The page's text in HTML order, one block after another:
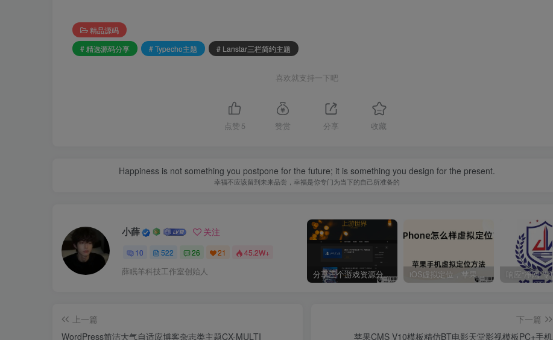
精品源码
# 精选源码分享
# Typecho主题 # Lanstar三栏简约主题
喜欢就支持一下吧
点赞 5 赞赏 分享 收藏
Happiness is not something you postpone for the future; it is something you design for the present.
幸福不应该留到未来品尝，幸福是你专门为当下的自己所准备的
小薛 关注
10 522 26 21 45.2W+
薛眠羊科技工作室创始人 分享三个游戏资源分享的网站，包含Switch游戏、PS4游戏、Steam的单机游戏 iOS虚拟定位，苹果手机如何进行虚拟定位？附四种方法教程
上一篇
WordPress简洁大气自适应博客杂志类主题CX-MULTI
下一篇
苹果CMS V10模板精仿BT电影天堂影视模板PC+手机